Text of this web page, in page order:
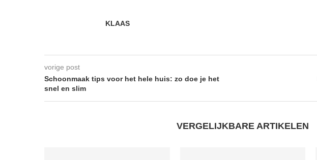
KLAAS
vorige post
Schoonmaak tips voor het hele huis: zo doe je het
snel en slim
VERGELIJKBARE ARTIKELEN